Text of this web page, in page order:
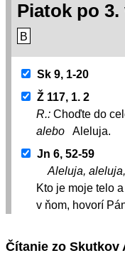
Piatok po
B
Sk 9, 1-20
Ž 117, 1. 2
R.: Choďte do
alebo
Aleluja.
Jn 6, 52-59
Aleluja,
Kto je moje telo
v ňom, hovorí
Čítanie zo Skutkov